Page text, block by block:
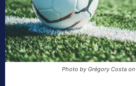
Photo by Grégory Costa on